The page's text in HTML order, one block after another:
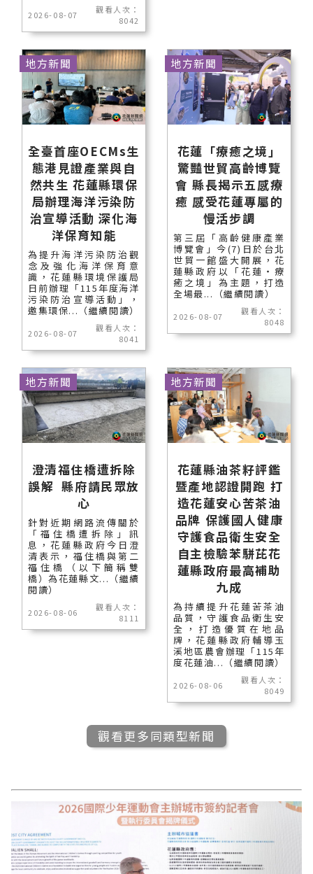
2026-08-07
觀看人次：
8042
全臺首座OECMs生
態港見證產業與自
然共生 花蓮縣環保
局辦理海洋污染防
治宣導活動 深化海
洋保育知能
為提升海洋污染防治觀
念及強化海洋保育意
識，花蓮縣環境保護局
日前辦理「115年度海洋
污染防治宣導活動」，
邀集環保...（繼續閱讀）
2026-08-07
觀看人次：
8041
地方新聞
花蓮「療癒之境」
驚豔世貿高齡博覽
會 縣長揭示五感療
癒 感受花蓮專屬的
慢活步調
第三屆「高齡健康產業
博覽會」今(7)日於台北
世貿一館盛大開展，花
蓮縣政府以「花蓮‧療
癒之境」為主題，打造
全場最...（繼續閱讀）
2026-08-07
觀看人次：
8048
地方新聞
澄清福住橋遭拆除
誤解 縣府請民眾放
心
針對近期網路流傳關於
「福住橋遭拆除」訊
息，花蓮縣政府今日澄
清表示，福住橋與第二
福住橋（以下簡稱雙
橋）為花蓮縣文...（繼續
閱讀）
2026-08-06
觀看人次：
8111
地方新聞
花蓮縣油茶籽評鑑
暨產地認證開跑 打
造花蓮安心苦茶油
品牌 保護國人健康
守護食品衛生安全
自主檢驗苯駢芘花
蓮縣政府最高補助
九成
為持續提升花蓮苦茶油
品質，守護食品衛生安
全，打造優質在地品
牌，花蓮縣政府輔導玉
溪地區農會辦理「115年
度花蓮油...（繼續閱讀）
2026-08-06
觀看人次：
8049
地方新聞
觀看更多同類型新聞